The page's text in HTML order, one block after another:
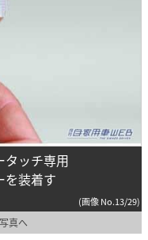
タッチ専用
を装着す
(画像 No.13/29)
真へ